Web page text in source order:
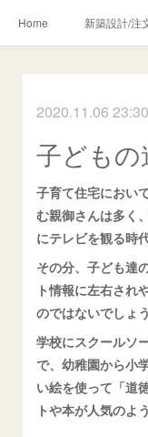
Home 新築設計/注
Profile/作品について
メディア・講師・執筆・
2020.11.06 23:30
子どもの
子育て住宅におい
む親御さんは多く
にテレビを観る時
その分、子ども達
ト情報に左右され
のではないでしょ
学校にスクールソ
で、幼稚園から小
い絵を使って「道
トや本が人気のよ